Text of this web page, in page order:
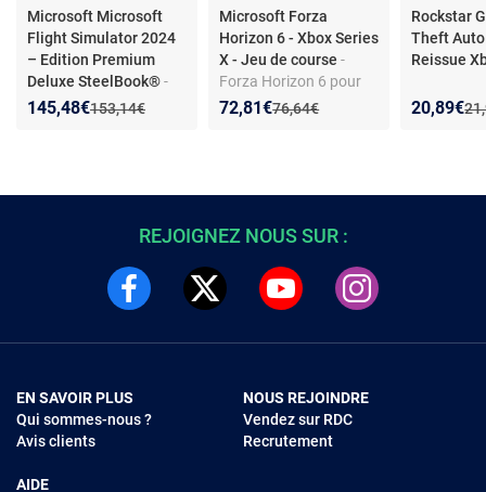
Microsoft Microsoft
Flight Simulator 2024
– Edition Premium
Deluxe SteelBook®-
Simulateur aviation -
Ancien prix :
153,14€
Nouveau prix :
145,48€
Réduction de :
Microsoft Forza
Horizon 6 - Xbox Series
X - Jeu de course-
Forza Horizon 6 pour
Xbox Series X, course
Ancien prix :
76,64€
Nouveau prix :
72,81€
Réduction de :
Rockstar
Theft
Reissue
Nouveau
20,89€
REJOIGNEZ NOUS SUR :
EN SAVOIR PLUS
Qui sommes-nous ?
Avis clients
AIDE
NOUS REJOINDRE
Vendez sur RDC
Recrutement